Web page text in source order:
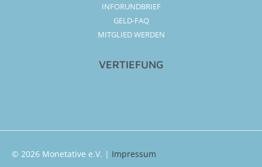
INFORUNDBRIEF
GELD-FAQ
MITGLIED WERDEN
VERTIEFUNG
© 2026 Monetative e.V. | Impressum